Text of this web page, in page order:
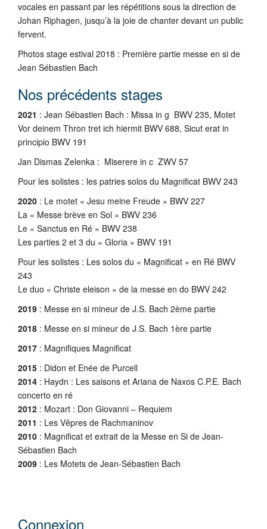
vocales en passant par les répétitions sous la direction de
Johan Riphagen, jusqu’à la joie de chanter devant un public
fervent.
Photos stage estival 2018 : Première partie messe en si de
Jean Sébastien Bach
Nos précédents stages
2021 : Jean Sébastien Bach : Missa in g BWV 235, Motet
Vor deinem Thron tret ich hiermit BWV 688, Sicut erat in
principio BWV 191
Jan Dismas Zelenka : Miserere in c ZWV 57
Pour les solistes : les patries solos du Magnificat BWV 243
2020 : Le motet « Jesu meine Freude » BWV 227
La « Messe brève en Sol » BWV 236
Le « Sanctus en Ré » BWV 238
Les parties 2 et 3 du « Gloria » BWV 191
Pour les solistes : Les solos du « Magnificat » en Ré BWV
243
Le duo « Christe eleison » de la messe en do BWV 242
2019 : Messe en si mineur de J.S. Bach 2ème partie
2018 : Messe en si mineur de J.S. Bach 1ère partie
2017 : Magnifiques Magnificat
2015 : Didon et Enée de Purcell
2014 : Haydn : Les saisons et Ariana de Naxos C.P.E. Bach
concerto en ré
2012 : Mozart : Don Giovanni – Requiem
2011 : Les Vêpres de Rachmaninov
2010 : Magnificat et extrait de la Messe en Si de Jean-
Sébastien Bach
2009 : Les Motets de Jean-Sébastien Bach
Connexion